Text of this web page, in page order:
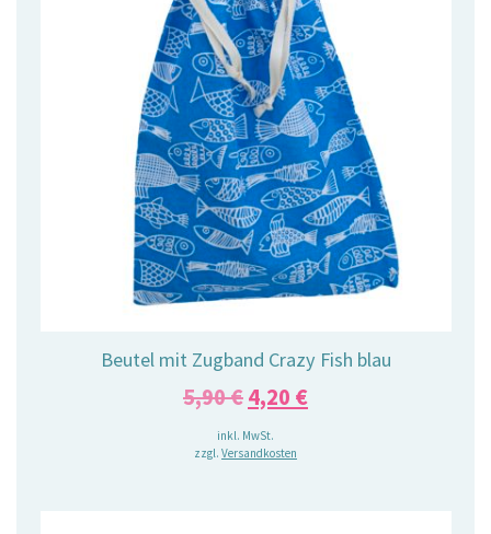
Beutel mit Zugband Crazy Fish blau
5,90€Ursprünglicher
Preis
war:
4,20 €Aktueller
inkl. MwSt.
zzgl. Versandkosten